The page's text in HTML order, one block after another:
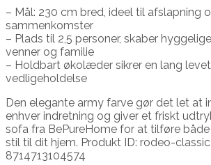
– Mål: 230 cm bred, ideel til afslapning
sammenkomster
– Plads til 2,5 personer, skaber
venner og familie
– Holdbart økolæder sikrer en lang
vedligeholdelse
Den elegante army farve gør det let at
enhver indretning og giver et friskt
sofa fra BePureHome for at tilføre
stil til dit hjem. Produkt ID: rodeo-
8714713104574